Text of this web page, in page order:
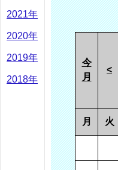
2021年
2020年
2019年
2018年
今
月
<
月 火